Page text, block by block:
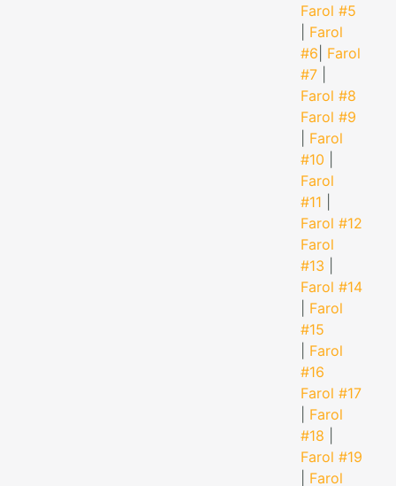
Farol #5
Farol
#6 Farol
#7
Farol #8
Farol #9
Farol
#10
Farol
#11
Farol #12
Farol
#13
Farol #14
Farol
#15
Farol
#16
Farol #17
Farol
#18
Farol #19
Farol